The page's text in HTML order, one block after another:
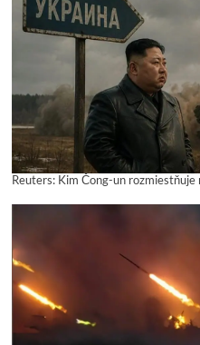
Reuters: Kim Čong-un